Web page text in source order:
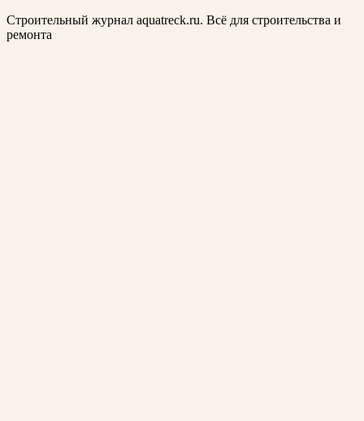
Строительный журнал aquatreck.ru. Всё для строительства и
ремонта